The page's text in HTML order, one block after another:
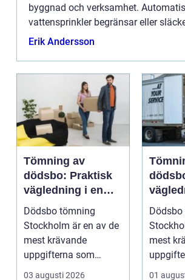
byggnad och verksamhet.
vattensprinkler begränsar eller
redan i startskedet, innan rök och
Erik Andersson
Tömning av
dödsbo: Praktisk
vägledning i en
svår tid
Dödsbo tömning
Stockholm är en av de
mest krävande
uppgifterna som
många f...
03 augusti 2026
mest
01